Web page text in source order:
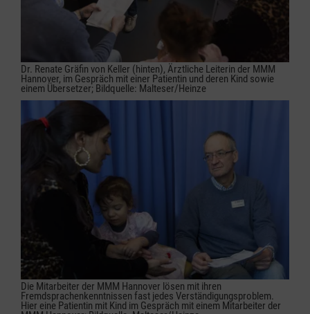
Dr. Renate Gräfin von Keller (hinten), Ärztliche Leiterin der MMM
Hannover, im Gespräch mit einer Patientin und deren Kind sowie
einem Übersetzer; Bildquelle: Malteser/Heinze
Die Mitarbeiter der MMM Hannover lösen mit ihren
Fremdsprachenkenntnissen fast jedes Verständigungsproblem.
Hier eine Patientin mit Kind im Gespräch mit einem Mitarbeiter der